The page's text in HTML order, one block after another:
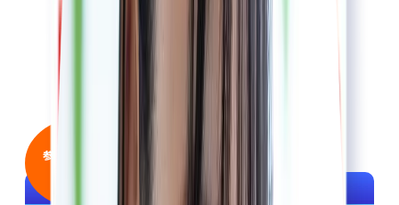
メディア掲載実績
参加者400名